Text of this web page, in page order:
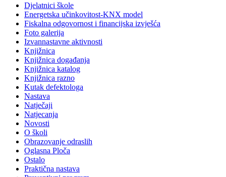
Djelatnici škole
Energetska učinkovitost-KNX model
Fiskalna odgovornost i financijska izvješća
Foto galerija
Izvannastavne aktivnosti
Knjižnica
Knjižnica događanja
Knjižnica katalog
Knjižnica razno
Kutak defektologa
Nastava
Natječaji
Natjecanja
Novosti
O školi
Obrazovanje odraslih
Oglasna Ploča
Ostalo
Praktična nastava